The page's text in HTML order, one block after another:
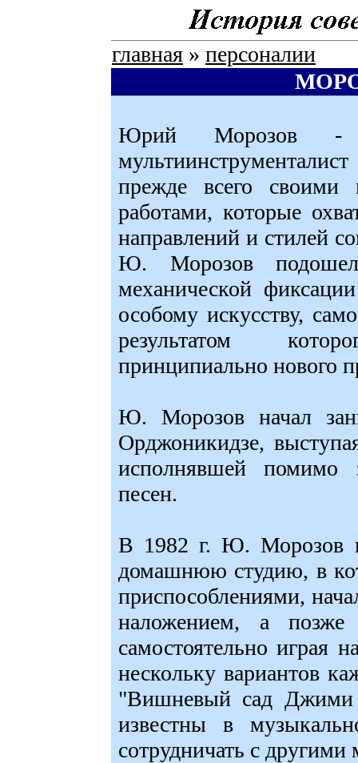
главная » персоналии
Юрий Морозов -
прежде всего своими
работами, которые
направлений и стилей
Ю. Морозов
механической
особому искусству,
результатом
принципиально нового
Ю. Морозов начал
Орджоникидзе,
исполнявшей помимо
песен.
В 1982 г. Ю. Морозов
домашнюю студию, в
приспособлениями,
наложением, а позже
самостоятельно играя
нескольку вариантов
"Вишневый сад Джими
известны в
сотрудничать с